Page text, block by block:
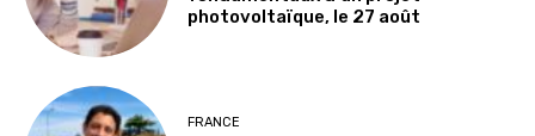
photovoltaïque, le 27 août
FRANCE